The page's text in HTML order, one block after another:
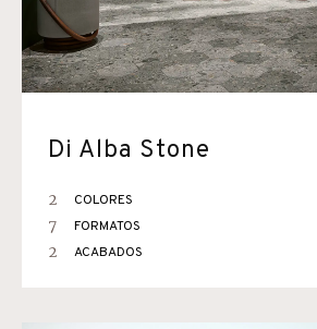
Di Alba Stone
2 COLORES
7 FORMATOS
2 ACABADOS